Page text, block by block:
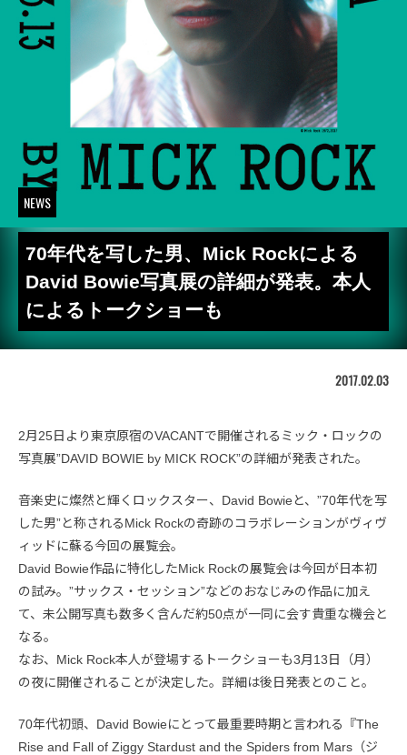
NEWS
70年代を写した男、Mick Rockによる
David Bowie写真展の詳細が発表。本人
によるトークショーも
2017.02.03
2月25日より東京原宿のVACANTで開催されるミック・ロックの
写真展”DAVID BOWIE by MICK ROCK”の詳細が発表された。
音楽史に燦然と輝くロックスター、David Bowieと、”70年代を写
した男”と称されるMick Rockの奇跡のコラボレーションがヴィヴ
ィッドに蘇る今回の展覧会。
David Bowie作品に特化したMick Rockの展覧会は今回が日本初
の試み。”サックス・セッション”などのおなじみの作品に加え
て、未公開写真も数多く含んだ約50点が一同に会す貴重な機会と
なる。
なお、Mick Rock本人が登場するトークショーも3月13日（月）
の夜に開催されることが決定した。詳細は後日発表とのこと。
70年代初頭、David Bowieにとって最重要時期と言われる『The
Rise and Fall of Ziggy Stardust and the Spiders from Mars（ジ